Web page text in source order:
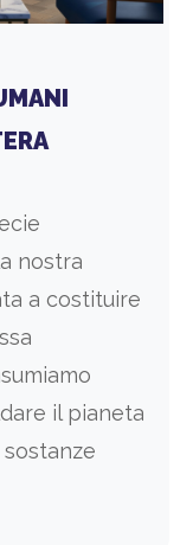
nostra
a costituire
il pianeta